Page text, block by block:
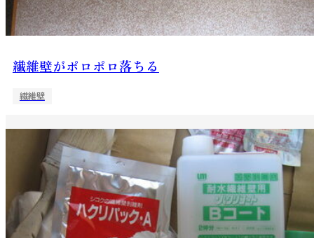
繊維壁がポロポロ落ちる
繊維壁